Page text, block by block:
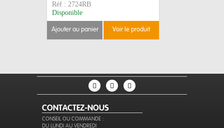
Réf : 2724RB
Disponible
ajouter au panier voir le produit
CONTACTEZ-NOUS
CONSEIL OU COMMANDE :
DU LUNDI AU VENDREDI